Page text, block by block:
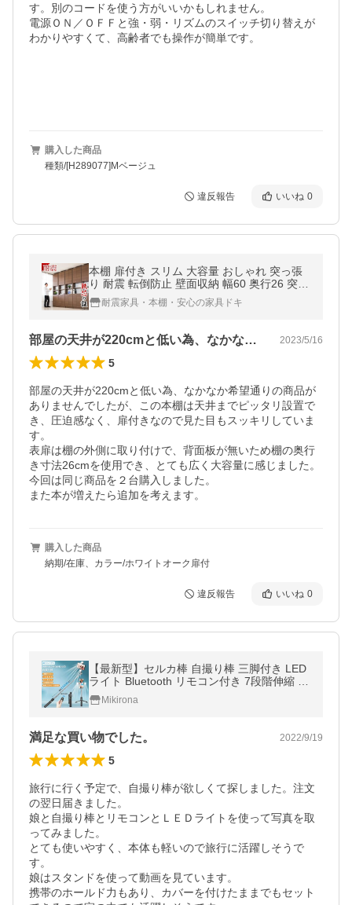
す。別のコードを使う方がいいかもしれません。
電源ＯＮ／ＯＦＦと強・弱・リズムのスイッチ切り替えが
わかりやすくて、高齢者でも操作が簡単です。
購入した商品
種類/[H289077]Mベージュ
違反報告 いいね 0
本棚 扉付き スリム 大容量 おしゃれ 突っ張
り 耐震 転倒防止 壁面収納 幅60 奥行26 突っ
張り耐震本棚 サンゴ 床頭台 扉付 ラック つ
っぱり耐震 地震対策
耐震家具・本棚・安心の家具ドキ
部屋の天井が220cmと低い為、なかな… 2023/5/16
5
部屋の天井が220cmと低い為、なかなか希望通りの商品が
ありませんでしたが、この本棚は天井までピッタリ設置で
き、圧迫感なく、扉付きなので見た目もスッキリしていま
す。
表扉は棚の外側に取り付けで、背面板が無いため棚の奥行
き寸法26cmを使用でき、とても広く大容量に感じました。
今回は同じ商品を２台購入しました。
購入した商品
納期/在庫、カラー/ホワイトオーク扉付
違反報告 いいね 0
【最新型】セルカ棒 自撮り棒 三脚付き LED
ライト Bluetooth リモコン付き 7段階伸縮 36
0度回転 折り畳み軽量 ミニ小型コンパクト i
Phone Android対応
Mikirona
満足な買い物でした。 2022/9/19
5
旅行に行く予定で、自撮り棒が欲しくて探しました。注文
の翌日届きました。
娘と自撮り棒とリモコンとＬＥＤライトを使って写真を取
ってみました。
とても使いやすく、本体も軽いので旅行に活躍しそうで
す。
娘はスタンドを使って動画を見ています。
携帯のホールド力もあり、カバーを付けたままでもセット